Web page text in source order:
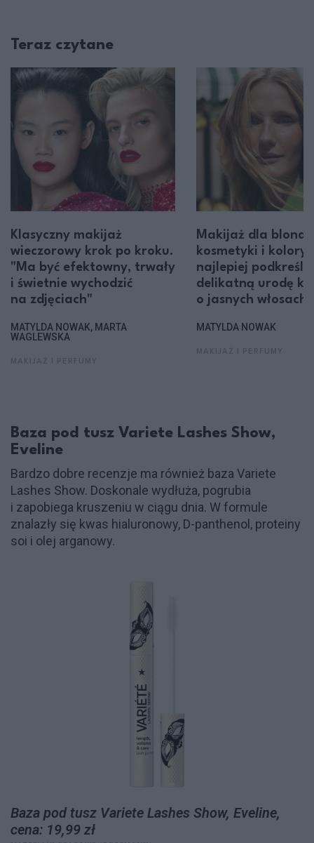
Teraz czytane
Klasyczny makijaż
wieczorowy krok po kroku.
"Ma być efektowny, trwały
i świetnie wychodzić
na zdjęciach"
MATYLDA NOWAK, MARTA
WAGLEWSKA
Makijaż dla
kosmetyki i
najlepiej podkreślą
delikatną urodę
o jasnych włosach
MATYLDA NOWAK
Baza pod tusz Variete Lashes Show,
Eveline
Bardzo dobre recenzje ma również baza Variete
Lashes Show. Doskonale wydłuża, pogrubia
i zapobiega kruszeniu w ciągu dnia. W formule
znalazły się kwas hialuronowy, D-panthenol, proteiny
soi i olej arganowy.
Baza pod tusz Variete Lashes Show, Eveline,
cena: 19,99 zł